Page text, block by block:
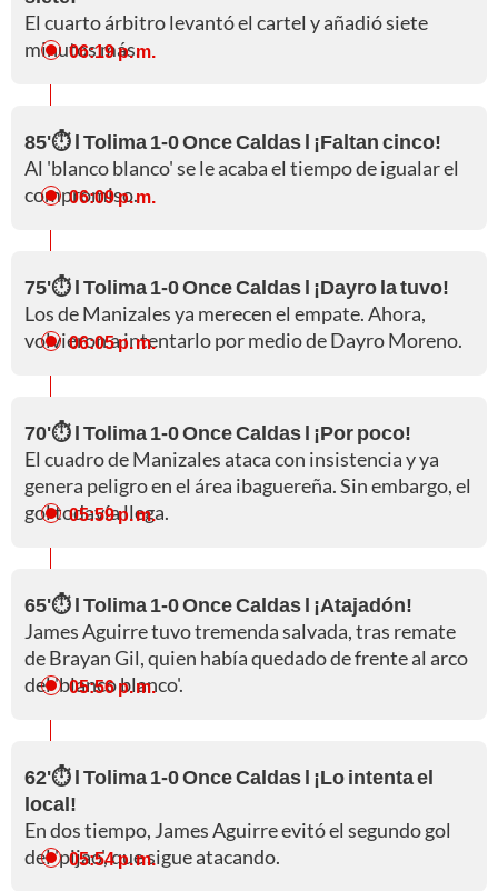
El cuarto árbitro levantó el cartel y añadió siete
minutos más.
06:19 p. m.
85'⏱️ l Tolima 1-0 Once Caldas l ¡Faltan cinco!
Al 'blanco blanco' se le acaba el tiempo de igualar el
compromiso.
06:09 p. m.
75'⏱️ l Tolima 1-0 Once Caldas l ¡Dayro la tuvo!
Los de Manizales ya merecen el empate. Ahora,
volvieron a intentarlo por medio de Dayro Moreno.
06:05 p. m.
70'⏱️ l Tolima 1-0 Once Caldas l ¡Por poco!
El cuadro de Manizales ataca con insistencia y ya
genera peligro en el área ibaguereña. Sin embargo, el
gol todavía llega.
05:59 p. m.
65'⏱️ l Tolima 1-0 Once Caldas l ¡Atajadón!
James Aguirre tuvo tremenda salvada, tras remate
de Brayan Gil, quien había quedado de frente al arco
del 'blanco blanco'.
05:56 p. m.
62'⏱️ l Tolima 1-0 Once Caldas l ¡Lo intenta el
local!
En dos tiempo, James Aguirre evitó el segundo gol
del 'pijao', que sigue atacando.
05:54 p. m.